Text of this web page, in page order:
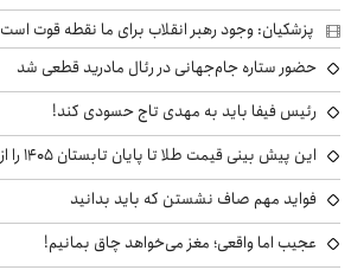
پزشکیان: وجود رهبر انقلاب برای ما نقطه قوت است
حضور ستاره جام‌جهانی در رئال مادرید قطعی شد
رئیس فیفا باید به مهدی تاج حسودی کند!
این پیش بینی قیمت طلا تا پایان تابستان ۱۴۰۵ را از دست ندهید
فواید مهم صاف نشستن که باید بدانید
عجیب اما واقعی؛ مغز می‌خواهد چاق بمانیم!